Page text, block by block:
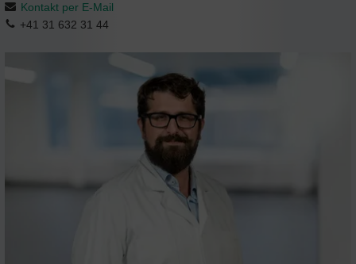
Kontakt per E-Mail
+41 31 632 31 44